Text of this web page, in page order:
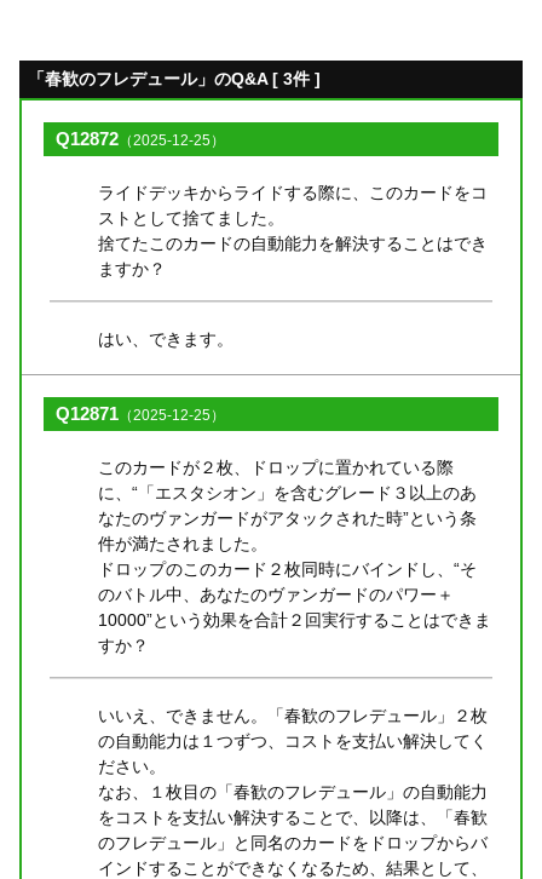
「春歓のフレデュール」のQ&A [ 3件 ]
Q12872 （2025-12-25）
ライドデッキからライドする際に、このカードをコ
ストとして捨てました。
捨てたこのカードの自動能力を解決することはでき
ますか？
はい、できます。
Q12871 （2025-12-25）
このカードが２枚、ドロップに置かれている際
に、“「エスタシオン」を含むグレード３以上のあ
なたのヴァンガードがアタックされた時”という条
件が満たされました。
ドロップのこのカード２枚同時にバインドし、“そ
のバトル中、あなたのヴァンガードのパワー＋
10000”という効果を合計２回実行することはできま
すか？
いいえ、できません。「春歓のフレデュール」２枚
の自動能力は１つずつ、コストを支払い解決してく
ださい。
なお、１枚目の「春歓のフレデュール」の自動能力
をコストを支払い解決することで、以降は、「春歓
のフレデュール」と同名のカードをドロップからバ
インドすることができなくなるため、結果として、